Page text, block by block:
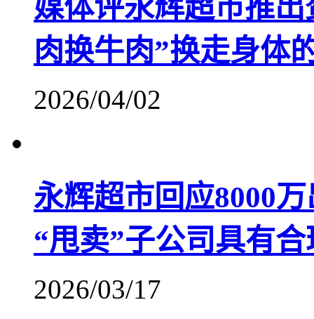
媒体评永辉超市推
肉换牛肉”换走身体
2026/04/02
永辉超市回应8000
“甩卖”子公司具有合
2026/03/17